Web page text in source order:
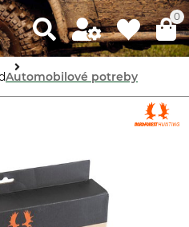
0
Automobilové potreby